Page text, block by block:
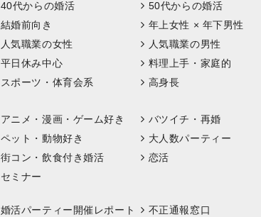
40代からの婚活
50代からの婚活
結婚前向き
年上女性 × 年下男性
人気職業の女性
人気職業の男性
平日休み中心
料理上手・家庭的
スポーツ・体育会系
高身長
アニメ・漫画・ゲーム好き
バツイチ・再婚
ペット・動物好き
大人数パーティー
街コン・飲食付き婚活
恋活
セミナー
婚活パーティー開催レポート 不正通報窓口